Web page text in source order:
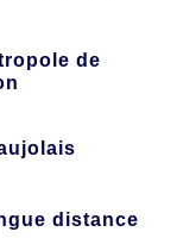
de
distance